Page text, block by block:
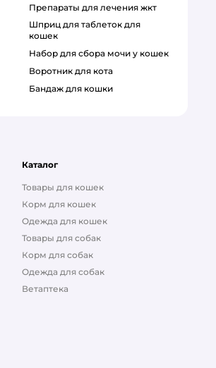
препараты для лечения жкт
шприц для таблеток для
кошек
набор для сбора мочи у кошек
воротник для кота
бандаж для кошки
Каталог
Товары для кошек
Корм для кошек
Одежда для кошек
Товары для собак
Корм для собак
Одежда для собак
Ветаптека